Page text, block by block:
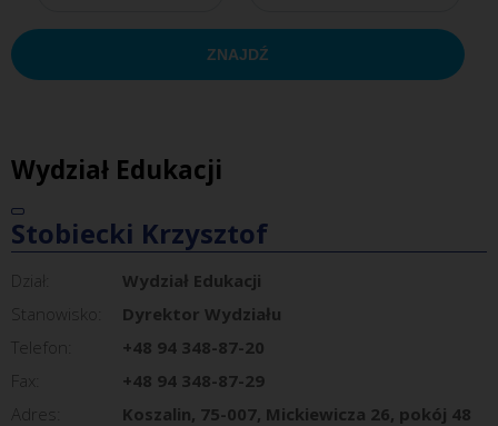
Wydział Edukacji
Stobiecki Krzysztof
Dział:
Wydział Edukacji
Stanowisko:
Dyrektor Wydziału
Telefon:
+48 94 348-87-20
Fax:
+48 94 348-87-29
Adres:
Koszalin, 75-007, Mickiewicza 26, pokój 48